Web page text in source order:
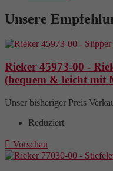
Unsere
Rieker 45973-00 -
(bequem & leicht mit
Unser bisheriger Preis
Reduziert
 Vorschau